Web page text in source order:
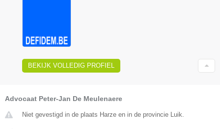
BEKIJK VOLLEDIG PROFIEL
Advocaat Peter-Jan De Meulenaere
Niet gevestigd in de plaats Harze en in de provincie Luik.